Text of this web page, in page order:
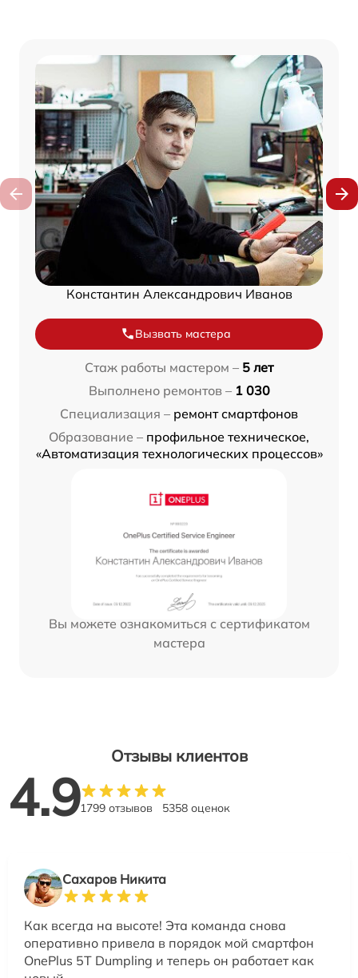
Константин Александрович Иванов
Вызвать мастера
Стаж работы мастером – 5 лет
Выполнено ремонтов – 1 030
Специализация – ремонт смартфонов
Образование – профильное техническое,
«Автоматизация технологических процессов»
Вы можете ознакомиться с сертификатом
мастера
Отзывы клиентов
4.91799 отзывов 5358 оценок
Сахаров Никита
Как всегда на высоте! Эта команда снова
оперативно привела в порядок мой смартфон
OnePlus 5T Dumpling и теперь он работает как